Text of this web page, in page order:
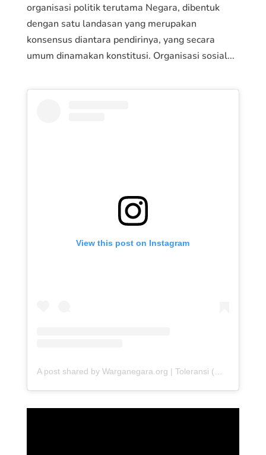
organisasi politik terutama Negara, dibentuk
dengan satu landasan yang merupakan
konsensus diantara pendirinya, yang secara
umum dinamakan konstitusi. Organisasi sosial...
View this post on Instagram